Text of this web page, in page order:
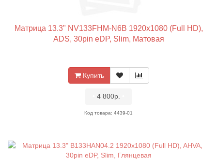
Матрица 13.3" NV133FHM-N6B 1920x1080 (Full HD),
ADS, 30pin eDP, Slim, Матовая
Купить
4 800р.
Код товара: 4439-01